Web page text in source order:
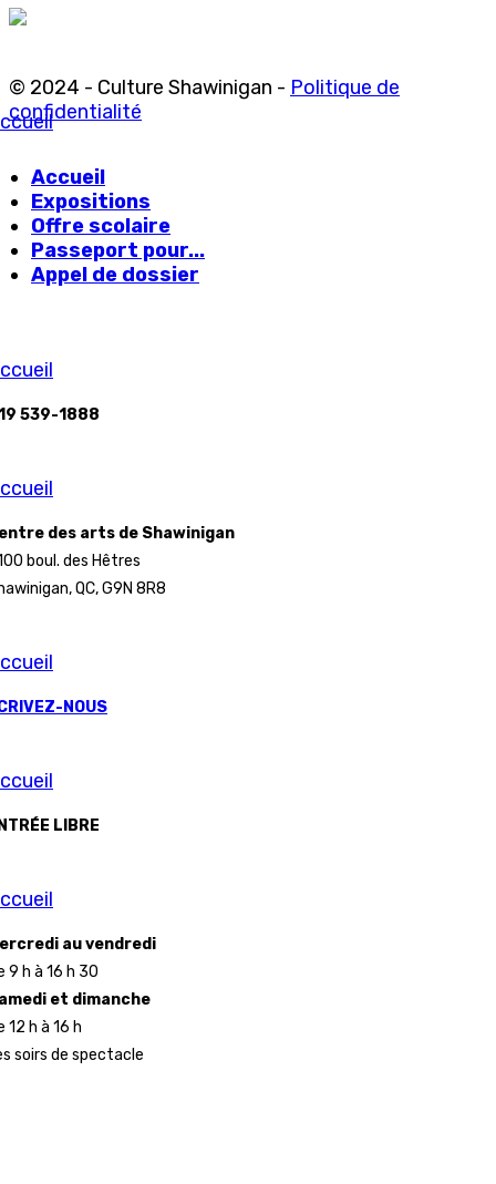
© 2024 - Culture Shawinigan - Politique de
confidentialité
Accueil
Expositions
Offre scolaire
Passeport pour...
Appel de dossier
539-1888
des arts de Shawinigan
boul. des Hêtres
QC, G9N 8R8
NOUS
LIBRE
au vendredi
9 h à 16 h 30
et dimanche
12 h à 16 h
soirs de spectacle